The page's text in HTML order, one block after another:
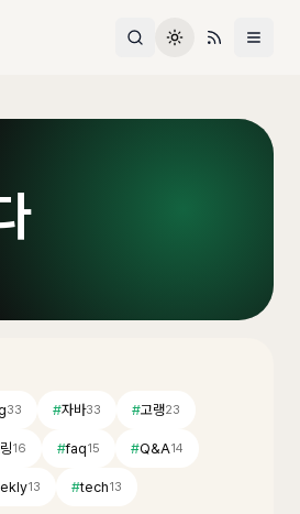
33 #자바33 #고랭23
16 #faq15 #Q&A14
13 #tech13